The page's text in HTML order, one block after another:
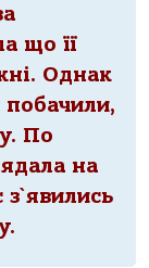
що її
Однак
побачили,
По
на
з`явились